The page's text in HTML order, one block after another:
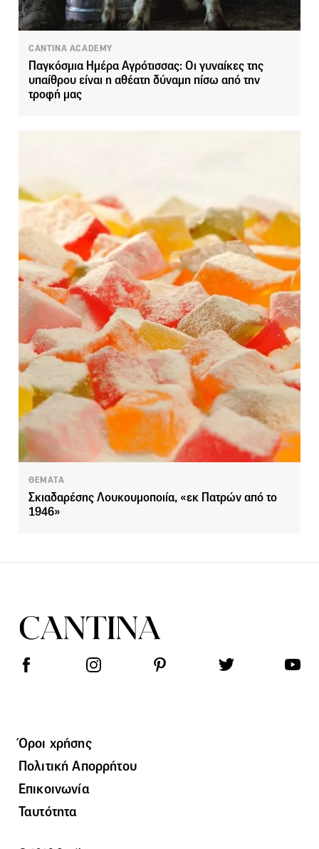
CANTINA ACADEMY
Παγκόσμια Ημέρα Αγρότισσας: Οι γυναίκες της
υπαίθρου είναι η αθέατη δύναμη πίσω από την
τροφή μας
ΘΕΜΑΤΑ
Σκιαδαρέσης Λουκουμοποιία, «εκ Πατρών από το
1946»
Όροι χρήσης
Πολιτική Απορρήτου
Επικοινωνία
Ταυτότητα